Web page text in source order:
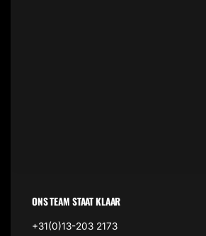
ONS TEAM STAAT KLAAR
+31(0)13-203 2173